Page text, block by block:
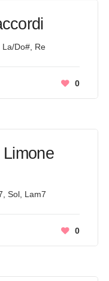
Do#, Re
0
Sol, Lam7
0